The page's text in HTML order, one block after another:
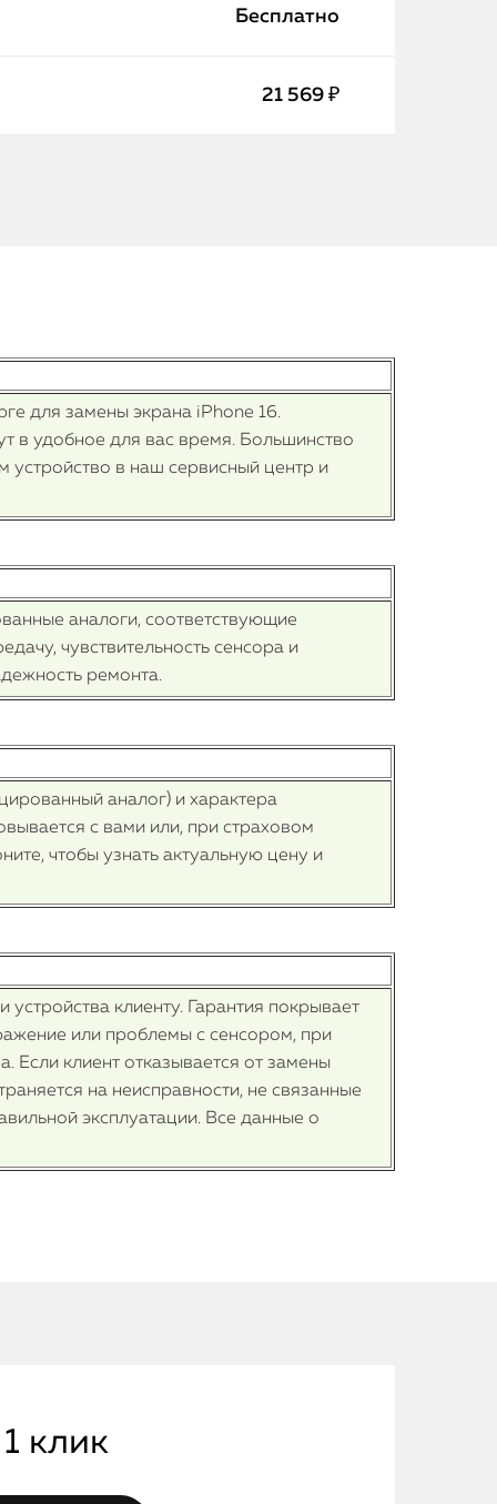
Бесплатно
21 569 ₽
для замены экрана iPhone 16.
в удобное для вас время. Большинство
устройство в наш сервисный центр и
аналоги, соответствующие
чувствительность сенсора и
ремонта.
аналог) и характера
с вами или, при страховом
чтобы узнать актуальную цену и
клиенту. Гарантия покрывает
или проблемы с сенсором, при
Если клиент отказывается от замены
на неисправности, не связанные
эксплуатации. Все данные о
клик